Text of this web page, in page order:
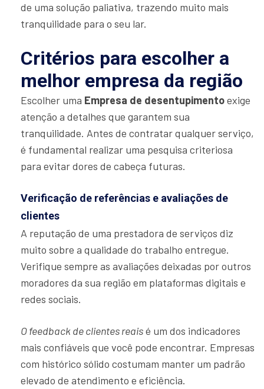
de uma solução paliativa, trazendo muito mais
tranquilidade para o seu lar.
Critérios para escolher a
melhor empresa da região
Escolher uma Empresa de desentupimentoexige
atenção a detalhes que garantem sua
tranquilidade. Antes de contratar qualquer serviço,
é fundamental realizar uma pesquisa criteriosa
para evitar dores de cabeça futuras.
Verificação de referências e avaliações de
clientes
A reputação de uma prestadora de serviços diz
muito sobre a qualidade do trabalho entregue.
Verifique sempre as avaliações deixadas por outros
moradores da sua região em plataformas digitais e
redes sociais.
O feedback de clientes reaisé um dos indicadores
mais confiáveis que você pode encontrar. Empresas
com histórico sólido costumam manter um padrão
elevado de atendimento e eficiência.